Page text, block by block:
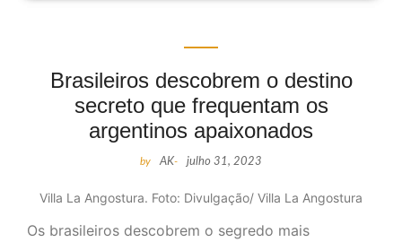
Brasileiros descobrem o destino
secreto que frequentam os
argentinos apaixonados
by AK- julho 31, 2023
Villa La Angostura. Foto: Divulgação/ Villa La Angostura
Os brasileiros descobrem o segredo mais